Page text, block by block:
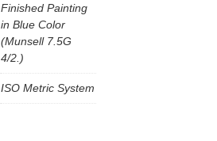
Finished Painting
in Blue Color
(Munsell 7.5G
4/2.)
ISO Metric System